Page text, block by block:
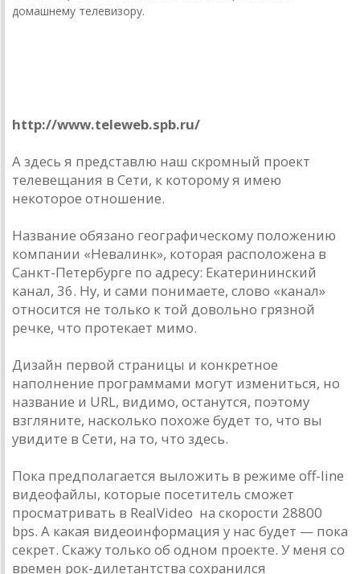
домашнему телевизору.
http://www.teleweb.spb.ru/
А здесь я представлю наш скромный проект
телевещания в Сети, к которому я имею
некоторое отношение.
Название обязано географическому положению
компании «Невалинк», которая расположена в
Санкт-Петербурге по адресу: Екатерининский
канал, 36. Ну, и сами понимаете, слово «канал»
относится не только к той довольно грязной
речке, что протекает мимо.
Дизайн первой страницы и конкретное
наполнение программами могут измениться, но
название и URL, видимо, останутся, поэтому
взгляните, насколько похоже будет то, что вы
увидите в Сети, на то, что здесь.
Пока предполагается выложить в режиме off-line
видеофайлы, которые посетитель сможет
просматривать в RealVideo на скорости 28800
bps. А какая видеоинформация у нас будет — пока
секрет. Скажу только об одном проекте. У меня со
времен рок-дилетантства сохранился